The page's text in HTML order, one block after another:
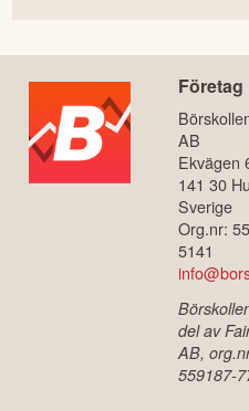
Företag
AB
Ekvägen
141 30
Sverige
Org.nr:
5141
del av
AB,
559187-